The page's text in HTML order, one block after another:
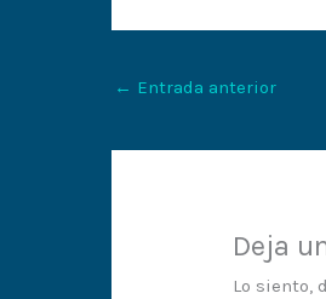
← Entrada anterior
Deja
Lo siento,